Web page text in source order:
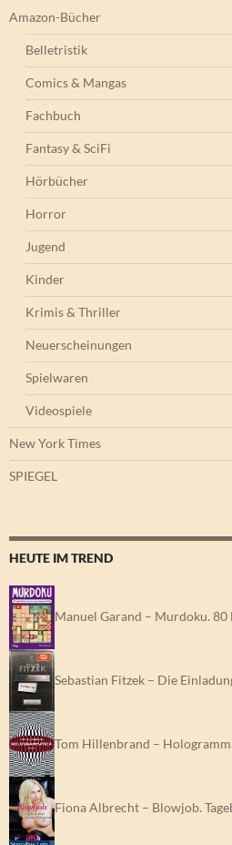
Amazon-Bücher
Belletristik
Comics & Mangas
Fachbuch
Fantasy & SciFi
Hörbücher
Horror
Jugend
Kinder
Krimis & Thriller
Neuerscheinungen
Spielwaren
Videospiele
New York Times
SPIEGEL
HEUTE IM TREND
Manuel Garand – Murdoku.
Sebastian Fitzek – Die
Tom Hillenbrand –
Fiona Albrecht – Blowjob.